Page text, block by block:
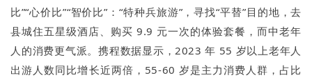
比”“心价比”“智价比”：“特种兵旅游”，寻找“平替”目的地，去
县城住五星级酒店、购买 9.9 元一次的体验套餐，而中老年
人的消费更气派。携程数据显示，2023 年 55 岁以上老年人
出游人数同比增长近两倍，55-60 岁是主力消费人群，占比